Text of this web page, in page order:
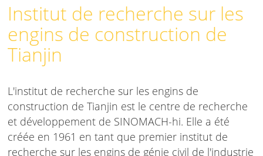
Institut de recherche sur les
engins de construction de
Tianjin
L'institut de recherche sur les engins de
construction de Tianjin est le centre de recherche
et développement de SINOMACH-hi. Elle a été
créée en 1961 en tant que premier institut de
recherche sur les engins de génie civil de l'industrie